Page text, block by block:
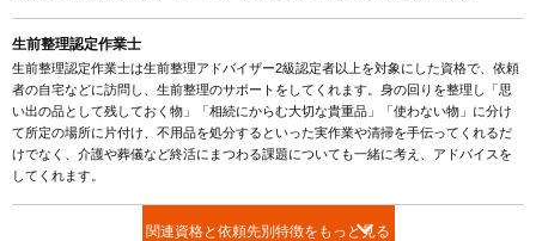
生前整理認定作業士
生前整理認定作業士は生前整理アドバイザー2級認定者以上を対象にした資格で、依頼
者の自宅などに訪問し、生前整理のサポートをしてくれます。身の回りを整理し「思
い出の品として残しておく物」「相続にからむ大切な貴重品」「使わない物」に分け
て所定の場所に片付け、不用品を処分するといった実作業や清掃を手伝ってくれるだ
けでなく、介護や葬儀など終活にまつわる課題についても一緒に考え、アドバイスを
してくれます。
関連資格と依頼先別特徴をもっと見る